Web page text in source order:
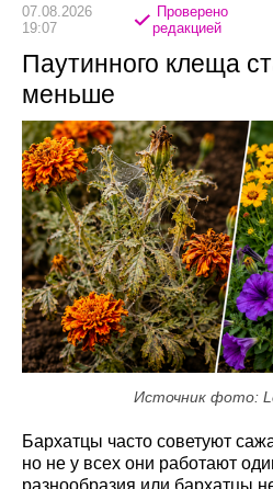
07.08.2026
19:07
Проверено
редакцией
Паутинного клеща
меньше
Источник фото:
Бархатцы часто советуют
но не у всех они работают
разнообразия или бархатцы